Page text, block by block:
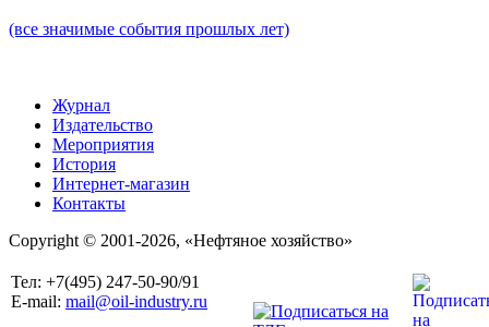
(все значимые события прошлых лет)
Журнал
Издательство
Мероприятия
История
Интернет-магазин
Контакты
Copyright © 2001-2026, «Нефтяное хозяйство»
Тел: +7(495) 247-50-90/91
E-mail: mail@oil-industry.ru